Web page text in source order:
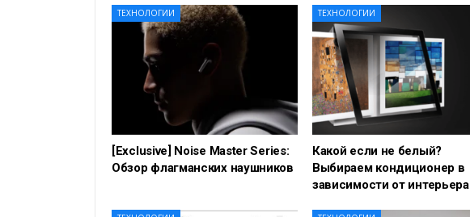
ТЕХНОЛОГИИ
[Exclusive] Noise Master Series:
Обзор флагманских наушников
ТЕХНОЛОГИИ
Какой если не белый?
Выбираем кондиционер в
зависимости от интерьера